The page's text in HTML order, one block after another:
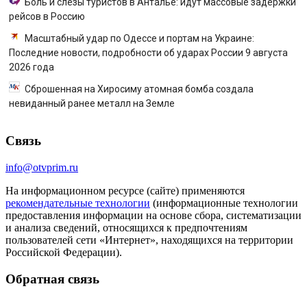
рейсов в Россию
Масштабный удар по Одессе и портам на Украине:
Последние новости, подробности об ударах России 9 августа
2026 года
Сброшенная на Хиросиму атомная бомба создала
невиданный ранее металл на Земле
Связь
info@otvprim.ru
На информационном ресурсе (сайте) применяются
рекомендательные технологии (информационные технологии
предоставления информации на основе сбора, систематизации
и анализа сведений, относящихся к предпочтениям
пользователей сети «Интернет», находящихся на территории
Российской Федерации).
Обратная связь